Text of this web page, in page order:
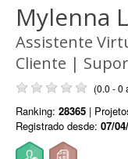
Mylenna
Assistente
Cliente |
(0.0 - 0
Ranking: 28365 |
Registrado desde: 07/